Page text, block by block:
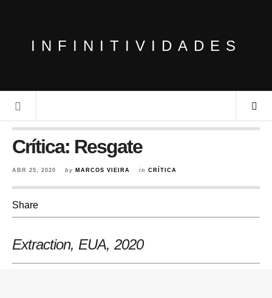
INFINITIVIDADES
Crítica: Resgate
ABR 25, 2020 by MARCOS VIEIRA in CRÍTICA
Share
Extraction, EUA, 2020